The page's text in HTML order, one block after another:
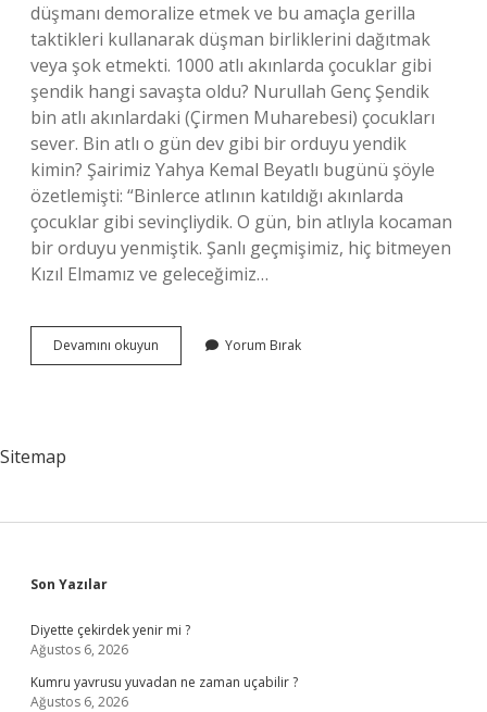
düşmanı demoralize etmek ve bu amaçla gerilla
taktikleri kullanarak düşman birliklerini dağıtmak
veya şok etmekti. 1000 atlı akınlarda çocuklar gibi
şendik hangi savaşta oldu? Nurullah Genç Şendik
bin atlı akınlardaki (Çirmen Muharebesi) çocukları
sever. Bin atlı o gün dev gibi bir orduyu yendik
kimin? Şairimiz Yahya Kemal Beyatlı bugünü şöyle
özetlemişti: “Binlerce atlının katıldığı akınlarda
çocuklar gibi sevinçliydik. O gün, bin atlıyla kocaman
bir orduyu yenmiştik. Şanlı geçmişimiz, hiç bitmeyen
Kızıl Elmamız ve geleceğimiz…
Devamını okuyun Akıncılar
Şiiri
Yorum Bırak
Sitemap
Sidebar
Son Yazılar
Diyette çekirdek yenir mi ?
Ağustos 6, 2026
Kumru yavrusu yuvadan ne zaman uçabilir ?
Ağustos 6, 2026